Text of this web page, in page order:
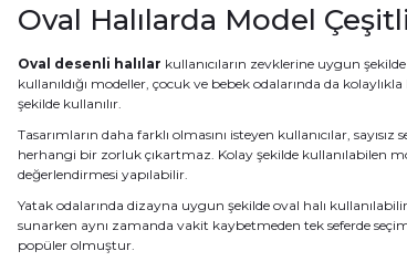
Oval Halılarda Model
Oval desenli halılar kullanıcıların zevklerine uygun
kullanıldığı modeller, çocuk ve bebek odalarında da
şekilde kullanılır.
Tasarımların daha farklı olmasını isteyen kullanıcılar,
herhangi bir zorluk çıkartmaz. Kolay şekilde kullanılabilen
değerlendirmesi yapılabilir.
Yatak odalarında dizayna uygun şekilde oval halı
sunarken aynı zamanda vakit kaybetmeden tek seferde
popüler olmuştur.